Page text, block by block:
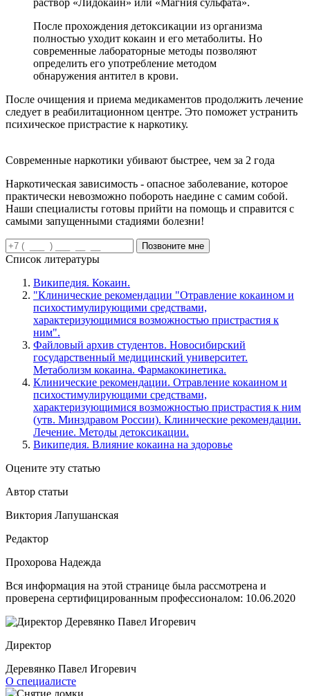
раствор «Лидокаин» или «Магния сульфата».
После прохождения детоксикации из организма
полностью уходит кокаин и его метаболиты. Но
современные лабораторные методы позволяют
определить его употребление методом
обнаружения антител в крови.
После очищения и приема медикаментов продолжить лечение
следует в реабилитационном центре. Это поможет устранить
психическое пристрастие к наркотику.
Современные наркотики убивают быстрее, чем за 2 года
Наркотическая зависимость - опасное заболевание, которое
практически невозможно побороть наедине с самим собой.
Наши специалисты готовы прийти на помощь и справится с
самыми запущенными стадиями болезни!
Позвоните мне
Список литературы
Википедия. Кокаин.
"Клинические рекомендации "Отравление кокаином и
психостимулирующими средствами,
характеризующимися возможностью пристрастия к
ним".
Файловый архив студентов. Новосибирский
государственный медицинский университет.
Метаболизм кокаина. Фармакокинетика.
Клинические рекомендации. Отравление кокаином и
психостимулирующими средствами,
характеризующимися возможностью пристрастия к ним
(утв. Минздравом России). Клинические рекомендации.
Лечение. Методы детоксикации.
Википедия. Влияние кокаина на здоровье
Оцените эту статью
Автор статьи
Виктория Лапушанская
Редактор
Прохорова Надежда
Вся информация на этой странице была рассмотрена и
проверена сертифицированным профессионалом: 10.06.2020
Директор
Деревянко Павел Игоревич
О специалисте